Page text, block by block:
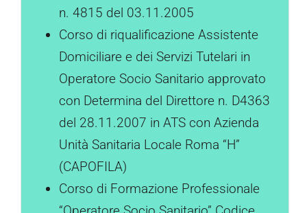
n. 4815 del 03.11.2005
Corso di riqualificazione Assistente
Domiciliare e dei Servizi Tutelari in
Operatore Socio Sanitario approvato
con Determina del Direttore n. D4363
del 28.11.2007 in ATS con Azienda
Unità Sanitaria Locale Roma “H”
(CAPOFILA)
Corso di Formazione Professionale